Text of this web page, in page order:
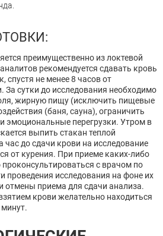
преимущественно из локтевой
рекомендуется сдавать кровь
спустя не менее 8 часов от
За сутки до исследования необходимо
жирную пищу (исключить пищевые
(баня, сауна), ограничить
эмоциональные перегрузки. Утром в
выпить стакан теплой
час до сдачи крови на исследование
от курения. При приеме каких-либо
с врачом по
проведения исследования на фоне их
отмены приема для сдачи анализа.
крови желательно находиться